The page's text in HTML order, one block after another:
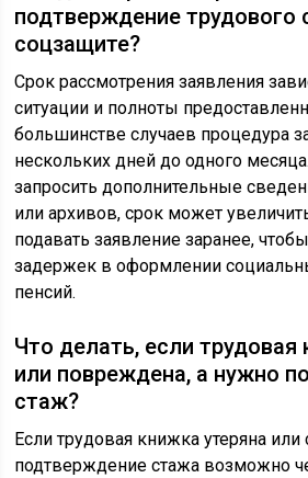
подтверждение трудового
соцзащите?
Срок рассмотрения заявления
ситуации и полноты
большинстве случаев процедура
нескольких дней до одного
запросить дополнительные
или архивов, срок может
подавать заявление заранее,
задержек в оформлении
пенсий.
Что делать, если трудовая
или повреждена, а нужно
стаж?
Если трудовая книжка утеряна
подтверждение стажа возможно